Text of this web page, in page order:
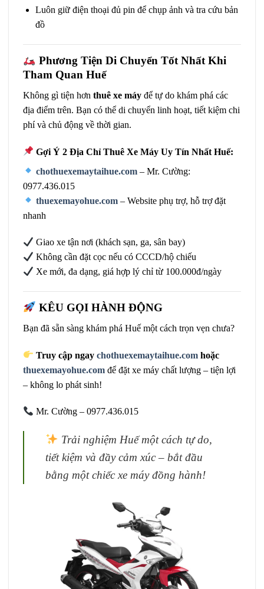
Luôn giữ điện thoại đủ pin để chụp ảnh và tra cứu bản
đồ
Phương Tiện Di Chuyển Tốt Nhất Khi
Tham Quan Huế
Không gì tiện hơn thuê xe máy để tự do khám phá các
địa điểm trên. Bạn có thể di chuyển linh hoạt, tiết kiệm chi
phí và chủ động về thời gian.
Gợi Ý 2 Địa Chỉ Thuê Xe Máy Uy Tín Nhất Huế:
chothuexemaytaihue.com – Mr. Cường:
0977.436.015
thuexemayohue.com – Website phụ trợ, hỗ trợ đặt
nhanh
Giao xe tận nơi (khách sạn, ga, sân bay)
Không cần đặt cọc nếu có CCCD/hộ chiếu
Xe mới, đa dạng, giá hợp lý chỉ từ 100.000đ/ngày
KÊU GỌI HÀNH ĐỘNG
Bạn đã sẵn sàng khám phá Huế một cách trọn vẹn chưa?
Truy cập ngaychothuexemaytaihue.com hoặc
thuexemayohue.com để đặt xe máy chất lượng – tiện lợi
– không lo phát sinh!
Mr. Cường – 0977.436.015
Trải nghiệm Huế một cách tự do,
tiết kiệm và đầy cảm xúc – bắt đầu
bằng một chiếc xe máy đồng hành!